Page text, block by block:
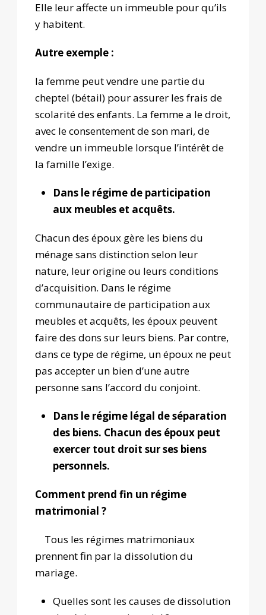
Elle leur affecte un immeuble pour qu’ils
y habitent.
Autre exemple :
la femme peut vendre une partie du
cheptel (bétail) pour assurer les frais de
scolarité des enfants. La femme a le droit,
avec le consentement de son mari, de
vendre un immeuble lorsque l’intérêt de
la famille l’exige.
Dans le régime de participation
aux meubles et acquêts.
Chacun des époux gère les biens du
ménage sans distinction selon leur
nature, leur origine ou leurs conditions
d’acquisition. Dans le régime
communautaire de participation aux
meubles et acquêts, les époux peuvent
faire des dons sur leurs biens. Par contre,
dans ce type de régime, un époux ne peut
pas accepter un bien d’une autre
personne sans l’accord du conjoint.
Dans le régime légal de séparation
des biens. Chacun des époux peut
exercer tout droit sur ses biens
personnels.
Comment prend fin un régime
matrimonial ?
Tous les régimes matrimoniaux
prennent fin par la dissolution du
mariage.
Quelles sont les causes de dissolution